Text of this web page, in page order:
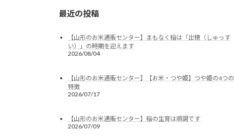
最近の投稿
【山形のお米通販センター】まもなく稲は「出穂（しゅっす
い）」の時期を迎えます
2026/08/04
【山形のお米通販センター】【お米・つや姫】つや姫の4つの
特徴
2026/07/17
【山形のお米通販センター】稲の生育は順調です
2026/07/09